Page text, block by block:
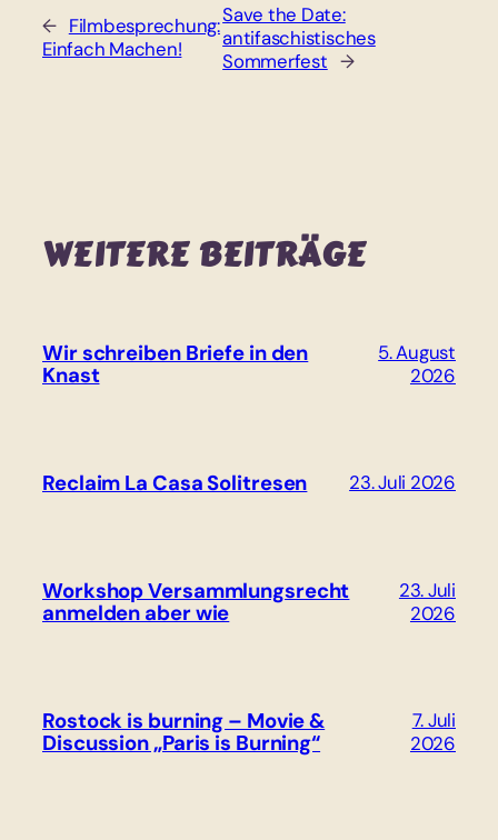
← Filmbesprechung:
Einfach Machen!
Save the Date:
antifaschistisches
Sommerfest →
WEITERE BEITRÄGE
Wir schreiben Briefe in den
Knast
5. August
2026
Reclaim La Casa Solitresen 23. Juli 2026
Workshop Versammlungsrecht
anmelden aber wie
23. Juli
2026
Rostock is burning – Movie &
Discussion „Paris is Burning“
7. Juli
2026